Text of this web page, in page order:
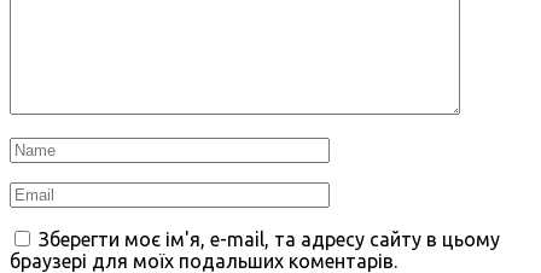
Зберегти моє ім'я, e-mail, та адресу сайту в цьому
браузері для моїх подальших коментарів.